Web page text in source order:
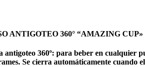
ANTIGOTEO 360° “AMAZING
antigoteo 360º: para beber en cualquier
Se cierra automáticamente cuando